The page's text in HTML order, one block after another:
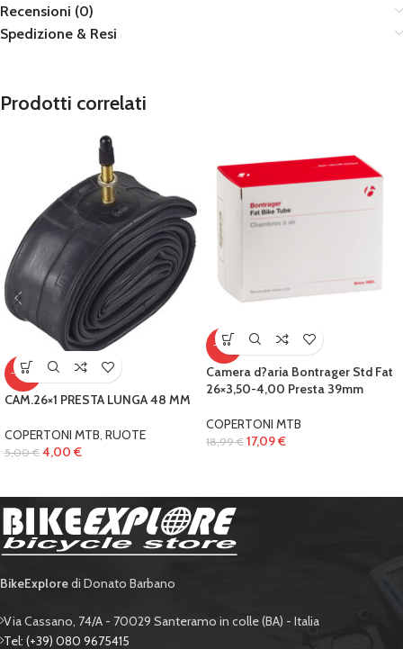
Recensioni (0)
Spedizione & Resi
Prodotti correlati
-20%
CAM.26×1 PRESTA LUNGA 48 MM
COPERTONI MTB, RUOTE
5,00€ 4,00 €
-10%
Camera d?aria Bontrager Std Fat
26×3,50-4,00 Presta 39mm
COPERTONI MTB
18,99€ 17,09€
BikeExploredi Donato Barbano
Via Cassano, 74/A - 70029 Santeramo in colle (BA) - Italia
Tel: (+39) 080 9675415